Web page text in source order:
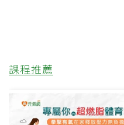
課程推薦